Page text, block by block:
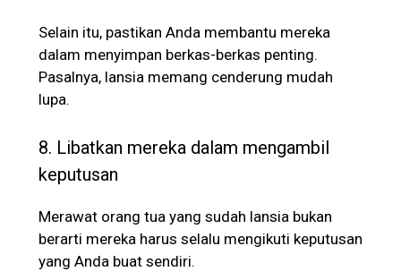
Selain itu, pastikan Anda membantu mereka
dalam menyimpan berkas-berkas penting.
Pasalnya, lansia memang cenderung mudah
lupa.
8. Libatkan mereka dalam mengambil
keputusan
Merawat orang tua yang sudah lansia bukan
berarti mereka harus selalu mengikuti keputusan
yang Anda buat sendiri.